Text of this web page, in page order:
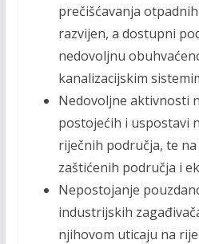
prečišćavanja
razvijen, a dostupni
nedovoljnu
kanalizacijskim
Nedovoljne aktivnosti
postojećih i uspostavi
riječnih područja, te
zaštićenih područja i
Nepostojanje
industrijskih
njihovom uticaju na